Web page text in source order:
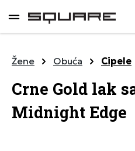
sadržaj
Žene Obuća Cipele
Crne Gold lak
Midnight Edge